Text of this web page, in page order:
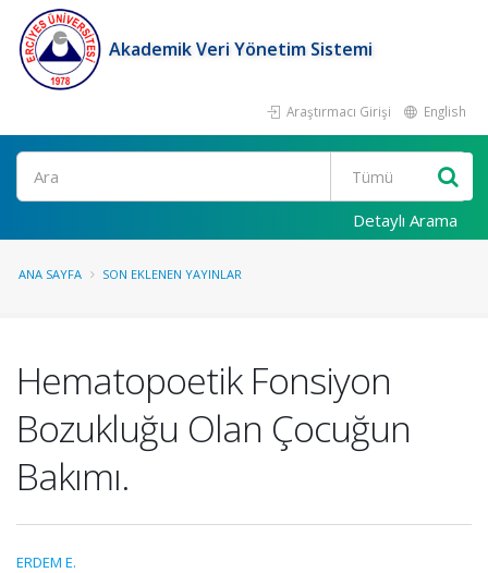
Akademik Veri Yönetim Sistemi
Araştırmacı Girişi English
Ara
Detaylı Arama
ANA SAYFA SON EKLENEN YAYINLAR
Hematopoetik Fonsiyon
Bozukluğu Olan Çocuğun
Bakımı.
ERDEM E.